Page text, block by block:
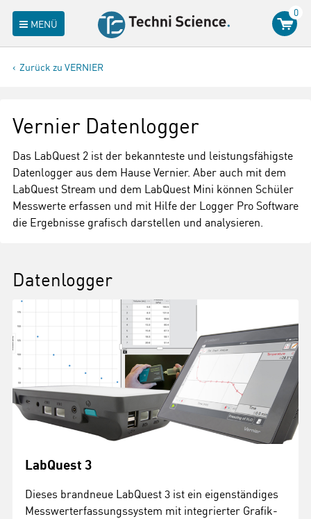
MENÜ
0
Zurück zu VERNIER
Vernier Datenlogger
Das LabQuest 2 ist der bekannteste und leistungsfähigste
Datenlogger aus dem Hause Vernier. Aber auch mit dem
LabQuest Stream und dem LabQuest Mini können Schüler
Messwerte erfassen und mit Hilfe der Logger Pro Software
die Ergebnisse grafisch darstellen und analysieren.
Datenlogger
LabQuest 3
Dieses brandneue LabQuest 3 ist ein eigenständiges
Messwerterfassungssystem mit integrierter Grafik-